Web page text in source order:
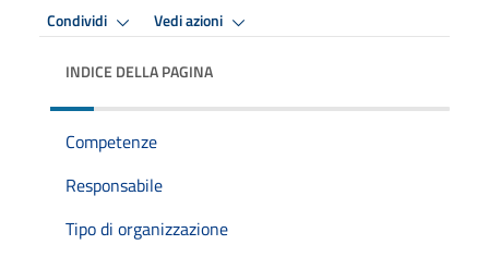
Condividi Vedi azioni
INDICE DELLA PAGINA
Competenze
Responsabile
Tipo di organizzazione